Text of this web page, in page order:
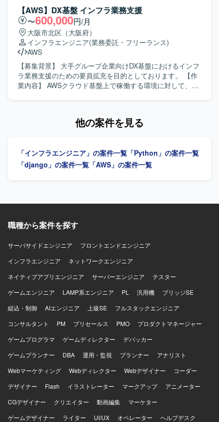
関する知識も活かしていただける環境です。
チするポジションです。 【ポジションの魅力】 クラウドお
よびサーバ運用の現場において、運用改善提案から実行ま
で一貫して携わることができ、マネジメントと技術の両面
でスキルを発揮・強化していただけます。AWSやMicrosoft
系ソリューションを中心としたサーバ基盤に広く関わるこ
とで、インフラ領域の知見を深めることができます。 【開
発環境】 クラウドはAWS（メイン）、Microsoft Azure、
Entra ID（旧Azure AD）、Power Automateなどを利用して
います。サーバはWindows ServerおよびLinux（Amazon
Manager、SKYSEA、Exchange Server（オンプレ）などの
止策の検討・実施を行っていただきます。また、必要に応
じてシステムの構築や設定変更などの作業もご担当いただ
きます。加えて、既存の若手メンバのタスクおよび進捗管
理を行い、業務推進と品質担保をリードしていただきま
す。 【求める人物像】 主体的に課題を抽出し、周囲とコミ
ュニケーションを取りながら改善提案と推進ができる方を
求めております。インフラ運用において責任感を持ち、障
害対応時にも冷静に状況整理と判断ができる方を歓迎いた
します。また、メンバの育成やフォローに前向きに取り組
いただけます。少人数チームのリーダーポジションとして
境】 AWS上のインフラ環境をベースに、Windowsおよび
Linuxサーバで構成された社内システムの運用・維持保守を
【AWS】DX基盤 インフラ業務支援
〜600,000円/月
大阪市北区（大阪府）
インフラエンジニア(業務委託・フリーランス)
AWS
【募集背景】 大手グループ企業向けDX基盤におけるインフ
ラ業務支援のための要員拡充を目的としております。 【作
業内容】 AWSクラウド基盤上で稼働する環境に対して、イ
鍵管理等の基盤観点での確認、リスクや懸念点、推奨事項
の調整・説明対応もご担当いただきます。 【求める人物
像】 インフラ基盤全体を理解し、技術的な観点からリスク
説明できる方を想定しております。AWS経験が浅い場合で
方を歓迎いたします。 【ポジションの魅力】 DX基盤におけ
るインフラ上流工程に深く関わることができ、クラウド基
盤SEや技術調整SEとしての経験を積むことができます。構
築作業だけでなく、要件定義や技術評価、関係者調整など
上流寄りの業務を通じて、インフラアーキテクチャやセキ
いただけます。 【開発環境】 AWSクラウド基盤を中心とし
たインフラ環境となります。ネットワーク、認証、鍵管理
構成評価に携わっていただきます。
他の案件を見る
「インフラエンジニア」の案件一覧 「Python」の案件一覧
「django」の案件一覧 「AWS」の案件一覧
職種から案件を探す
サーバサイドエンジニア
フロントエンドエンジニア
インフラエンジニア
ネットワークエンジニア
ネイティブアプリエンジニア
サーバーエンジニア
テスター
ゲームエンジニア
LAMP系エンジニア PL 汎用機
ブリッジSE
組込・制御
AIエンジニア 上級SE
フルスタックエンジニア
コンサルタント
PM プリセールス PMO
プロダクトマネージャー
ゲームプログラマ
ゲームディレクター
デバッカー
ゲームプランナー
DBA 運用・監視 プランナー
アナリスト
Webマーケティング
Webディレクター Webデザイナー
コーダー
デザイナー
Flash イラストレーター マークアップ
アニメーター
CGデザイナー
クリエイター 動画編集
マーケター
ゲームデザイナー
ライター UI/UX オペレーター
ヘルプデスク